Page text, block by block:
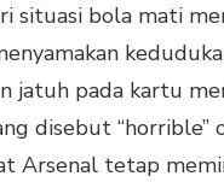
situasi bola mati
jatuh pada kartu
disebut “horrible”
Arsenal tetap